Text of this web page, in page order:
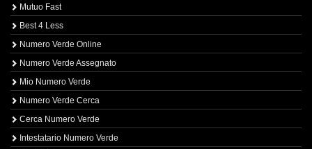
Mutuo Fast
Best 4 Less
Numero Verde Online
Numero Verde Assegnato
Mio Numero Verde
Numero Verde Cerca
Cerca Numero Verde
Intestatario Numero Verde